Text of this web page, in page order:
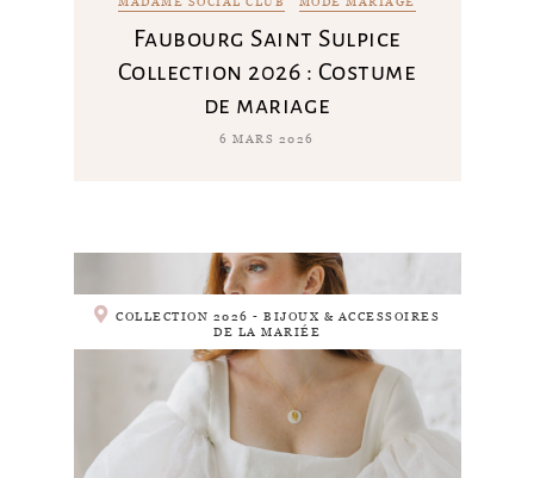
Faubourg Saint Sulpice
Collection 2026 : Costume
de mariage
6 MARS 2026
COLLECTION 2026 - BIJOUX & ACCESSOIRES
DE LA MARIÉE